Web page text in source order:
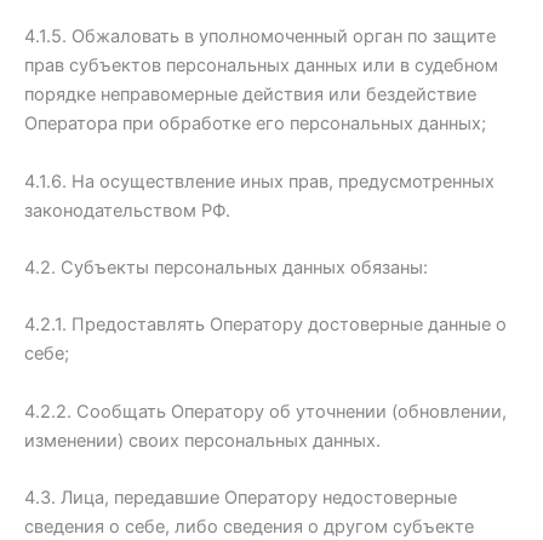
4.1.5. Обжаловать в уполномоченный орган по защите
прав субъектов персональных данных или в судебном
порядке неправомерные действия или бездействие
Оператора при обработке его персональных данных;
4.1.6. На осуществление иных прав, предусмотренных
законодательством РФ.
4.2. Субъекты персональных данных обязаны:
4.2.1. Предоставлять Оператору достоверные данные о
себе;
4.2.2. Сообщать Оператору об уточнении (обновлении,
изменении) своих персональных данных.
4.3. Лица, передавшие Оператору недостоверные
сведения о себе, либо сведения о другом субъекте